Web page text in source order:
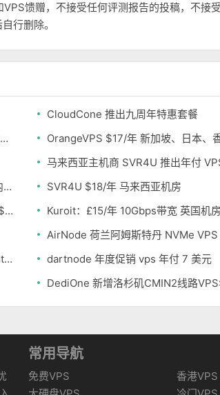
馈赠，不接受任何评测报告的投稿，不接
行删除。
CloudCone 推出九周年特惠套餐
LOCVPS 香港VPS限时特惠：7折后月付仅21元 三网优化BGP线路 可选原生IP
OrangeVPS $17/年 新加坡、日本、
DediRock 新上高性能VPS 年付25美元 I9 CPU DDr5内存 纽约机房
SVR4U $18/年 马来西亚机房
HawkHost/老鹰主机 虚拟主机3折$19/年 VPS年付5折$25/年
Kuroit：£15/年 10Gbps带宽 英国机房
DesiVPS AMD Ryzen系列和Windows VPS系列7折,Intel系列年付11.6美元
dartnode 年度促销 vps 年付 7 美元
常用导航
免费VPS
香港VPS